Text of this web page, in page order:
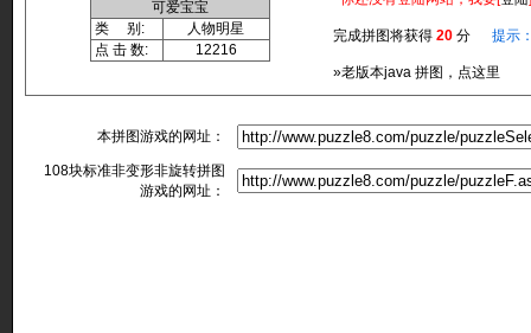
可爱宝宝
类 别:
人物明星
点 击 数:
12216
完成拼图将获得 20 分 提示
»老版本java 拼图，点这里
本拼图游戏的网址：
108块标准非变形非旋转拼图
游戏的网址：